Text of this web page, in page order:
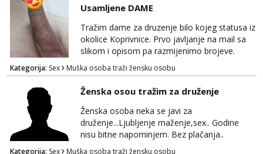
Usamljene DAME
Tražim dame za druzenje bilo kojeg statusa iz
okolice Koprivnice. Prvo javljanje na mail sa
slikom i opisom pa razmijenimo brojeve.
Muski i bonovi STOP.
Kategorija: Sex Muška osoba traži žensku osobu
Ženska osou tražim za druženje
Ženska osoba neka se javi za
druženje...Ljubljenje maženje,sex.. Godine
nisu bitne napominjem. Bez plačanja..
ZAGREB-okolica. Javite se na whatsapp viber
Kategorija: Sex Muška osoba traži žensku osobu